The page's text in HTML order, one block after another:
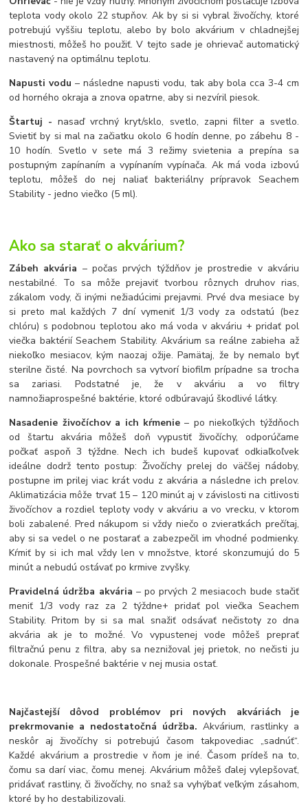
teplota vody okolo 22 stupňov. Ak by si si vybral živočíchy, ktoré
potrebujú vyššiu teplotu, alebo by bolo akvárium v chladnejšej
miestnosti, môžeš ho použiť. V tejto sade je ohrievač automatický
nastavený na optimálnu teplotu.
Napusti vodu– následne napusti vodu, tak aby bola cca 3-4 cm
od horného okraja a znova opatrne, aby si nezvíril piesok.
Štartuj -nasaď vrchný kryt/sklo, svetlo, zapni filter a svetlo.
Svietiť by si mal na začiatku okolo 6 hodín denne, po zábehu 8 -
10 hodín. Svetlo v sete má 3 režimy svietenia a prepína sa
postupným zapínaním a vypínaním vypínača. Ak má voda izbovú
teplotu, môžeš do nej naliať bakteriálny prípravok Seachem
Stability - jedno viečko (5 ml).
Ako sa starať o akvárium?
Zábeh akvária – počas prvých týždňov je prostredie v akváriu
nestabilné. To sa môže prejaviť tvorbou rôznych druhov rias,
zákalom vody, či inými nežiadúcimi prejavmi. Prvé dva mesiace by
si preto mal každých 7 dní vymeniť 1/3 vody za odstatú (bez
chlóru) s podobnou teplotou ako má voda v akváriu + pridať pol
viečka baktérií Seachem Stability. Akvárium sa reálne zabieha až
niekoľko mesiacov, kým naozaj ožije. Pamätaj, že by nemalo byť
sterilne čisté. Na povrchoch sa vytvorí biofilm prípadne sa trocha
sa zariasi. Podstatné je, že v akváriu a vo filtry
namnožiaprospešné baktérie, ktoré odbúravajú škodlivé látky.
Nasadenie živočíchov a ich kŕmenie– po niekoľkých týždňoch
od štartu akvária môžeš doň vypustiť živočíchy, odporúčame
počkať aspoň 3 týždne. Nech ich budeš kupovať odkiaľkoľvek
ideálne dodrž tento postup: Živočíchy prelej do väčšej nádoby,
postupne im prilej viac krát vodu z akvária a následne ich prelov.
Aklimatizácia môže trvať 15 – 120 minút aj v závislosti na citlivosti
živočíchov a rozdiel teploty vody v akváriu a vo vrecku, v ktorom
boli zabalené. Pred nákupom si vždy niečo o zvieratkách prečítaj,
aby si sa vedel o ne postarať a zabezpečil im vhodné podmienky.
Kŕmiť by si ich mal vždy len v množstve, ktoré skonzumujú do 5
minút a nebudú ostávať po krmive zvyšky.
Pravidelná údržba akvária – po prvých 2 mesiacoch bude stačiť
meniť 1/3 vody raz za 2 týždne+ pridať pol viečka Seachem
Stability. Pritom by si sa mal snažiť odsávať nečistoty zo dna
akvária ak je to možné. Vo vypustenej vode môžeš preprať
filtračnú penu z filtra, aby sa neznižoval jej prietok, no nečisti ju
dokonale. Prospešné baktérie v nej musia ostať.
Najčastejší dôvod problémov pri nových akváriách je
prekrmovanie a nedostatočná údržba. Akvárium, rastlinky a
neskôr aj živočíchy si potrebujú časom takpovediac „sadnúť“.
Každé akvárium a prostredie v ňom je iné. Časom prídeš na to,
čomu sa darí viac, čomu menej. Akvárium môžeš ďalej vylepšovať,
pridávať rastliny, či živočíchy, no snaž sa vyhýbať veľkým zásahom,
ktoré by ho destabilizovali.